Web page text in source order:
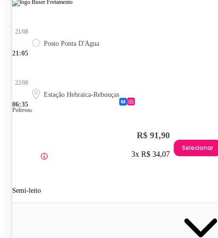
21:05
21/08
Posto Ponta D'Água
06:35
22/08
Estação Hebraica-Rebouças
Poltrona
Semi-leito
R$ 91,90
3x R$ 34,07
Selecionar